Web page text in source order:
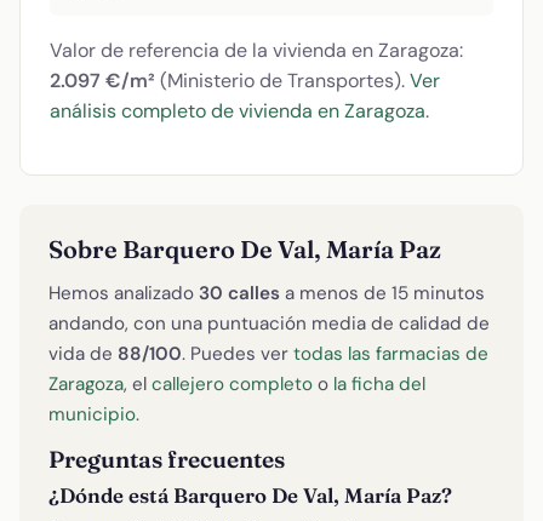
Valor de referencia de la vivienda en Zaragoza:
2.097 €/m² (Ministerio de Transportes).Ver
análisis completo de vivienda en Zaragoza.
Sobre Barquero De Val, María Paz
Hemos analizado 30 calles a menos de 15 minutos
andando, con una puntuación media de calidad de
vida de 88/100. Puedes ver todas las farmacias de
Zaragoza, el callejero completo o la ficha del
municipio.
Preguntas frecuentes
¿Dónde está Barquero De Val, María Paz?